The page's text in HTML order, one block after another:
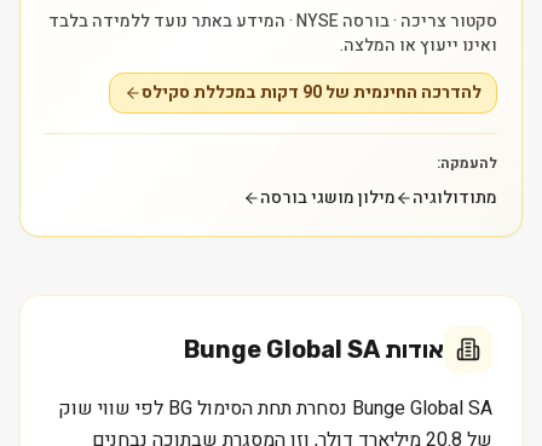
סקטור צריכה · בורסה NYSE · המידע באתר נועד ללמידה בלבד
ואינו ייעוץ או המלצה.
להדרכה החינמית של 90 דקות במכללת סקילס
להעמקה:
מתודולוגיה מילון מושגי בורסה
אודות Bunge Global SA
Bunge Global SA נסחרת תחת הסימול BG לפי שווי שוק
של 20.8 מיליארד דולר, וזו המסגרת שבתוכה נבחנים